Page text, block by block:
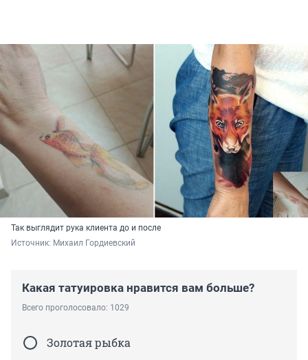
Так выглядит рука клиента до и после
Источник: Михаил Гордиевский
Какая татуировка нравится вам больше?
Всего проголосовало: 1029
Золотая рыбка